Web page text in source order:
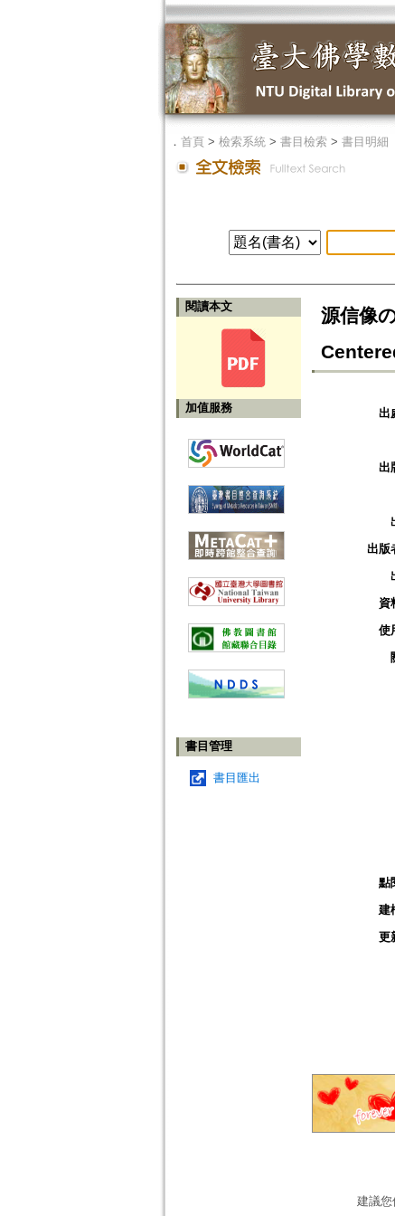
． 首頁> 檢索系統> 書目檢索> 書目明細
閱讀本文
加值服務
書目管理
書目匯出
源信像
出
出
出版
資
使
點
建
更
建議您